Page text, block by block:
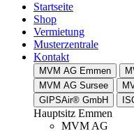
Startseite
Shop
Vermietung
Musterzentrale
Kontakt
MVM AG Emmen
MVM AG Sursee
GIPSAir® GmbH
Hauptsitz Emmen
MVM AG